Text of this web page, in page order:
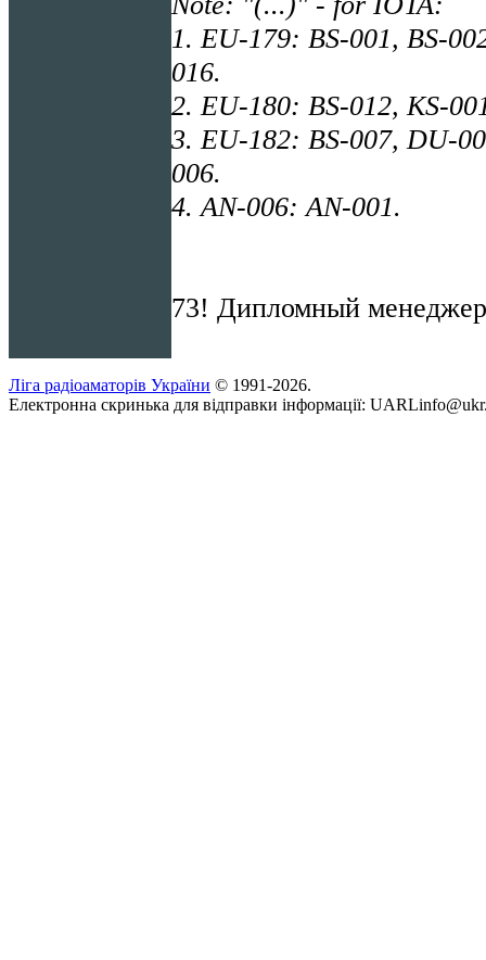
1. EU-179: BS-001, BS-
016.
2. EU-180: BS-012, KS-
3. EU-182: BS-007, DU-
006.
4. AN-006: AN-001.
73! Дипломный
Ліга радіоаматорів України © 1991-2026.
Електронна скринька для відправки інформації: